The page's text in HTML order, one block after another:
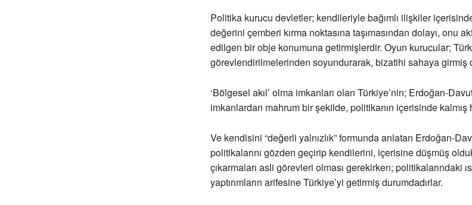
Politika kurucu devletler; kendileriyle bağımlı ilişkiler
değerini çemberi kırma noktasına taşımasından dolayı, onu
edilgen bir obje konumuna getirmişlerdir. Oyun kurucular;
görevlendirilmelerinden soyundurarak, bizatihi sahaya girmiş
‘Bölgesel akıl’ olma imkanları olan Türkiye’nin; Erdoğan-
imkanlardan mahrum bir şekilde, politikanın içerisinde kalmış
Ve kendisini “değerli yalnızlık” formunda anlatan Erdoğan-
politikalarını gözden geçirip kendilerini, içerisine düşmüş
çıkarmaları asli görevleri olması gerekirken; politikalarındaki
yaptırımların arifesine Türkiye’yi getirmiş durumdadırlar.